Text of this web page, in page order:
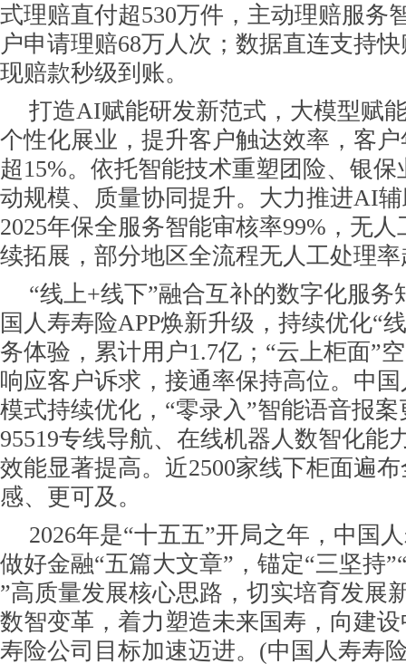
式理赔直付超530万件，主动理赔服务
户申请理赔68万人次；数据直连支持
现赔款秒级到账。
打造AI赋能研发新范式，大模型赋
个性化展业，提升客户触达效率，客
超15%。依托智能技术重塑团险、银
动规模、质量协同提升。大力推进AI
2025年保全服务智能审核率99%，无
续拓展，部分地区全流程无人工处理率
“线上+线下”融合互补的数字化服务
国人寿寿险APP焕新升级，持续优化“
务体验，累计用户1.7亿；“云上柜面”
响应客户诉求，接通率保持高位。中
模式持续优化，“零录入”智能语音报
95519专线导航、在线机器人数智化能
效能显著提高。近2500家线下柜面遍
感、更可及。
2026年是“十五五”开局之年，中国
做好金融“五篇大文章”，锚定“三坚持
”高质量发展核心思路，切实培育发展
数智变革，着力塑造未来国寿，向建
寿险公司目标加速迈进。(中国人寿寿